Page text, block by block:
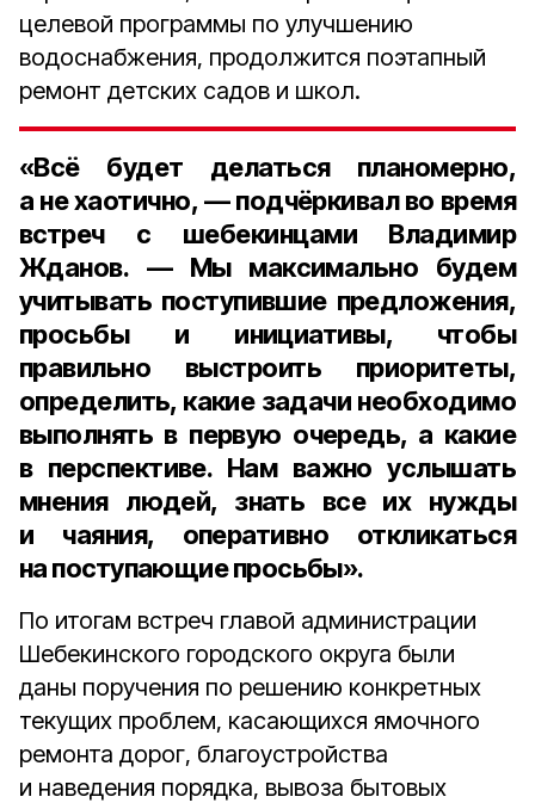
целевой программы по улучшению
водоснабжения, продолжится поэтапный
ремонт детских садов и школ.
«Всё будет делаться планомерно,
а не хаотично, — подчёркивал во время
встреч с шебекинцами Владимир
Жданов. — Мы максимально будем
учитывать поступившие предложения,
просьбы и инициативы, чтобы
правильно выстроить приоритеты,
определить, какие задачи необходимо
выполнять в первую очередь, а какие
в перспективе. Нам важно услышать
мнения людей, знать все их нужды
и чаяния, оперативно откликаться
на поступающие просьбы».
По итогам встреч главой администрации
Шебекинского городского округа были
даны поручения по решению конкретных
текущих проблем, касающихся ямочного
ремонта дорог, благоустройства
и наведения порядка, вывоза бытовых